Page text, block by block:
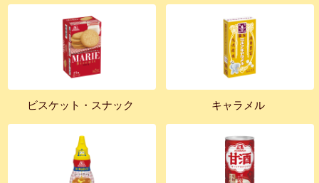
ビスケット・スナック キャラメル